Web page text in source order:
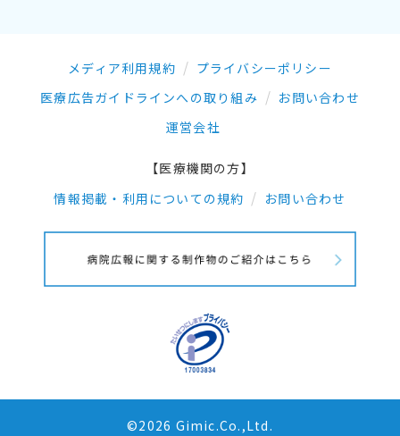
メディア利用規約
プライバシーポリシー
医療広告ガイドラインへの取り組み
お問い合わせ
運営会社
【医療機関の方】
情報掲載・利用についての規約
お問い合わせ
©2026 Gimic.Co.,Ltd.